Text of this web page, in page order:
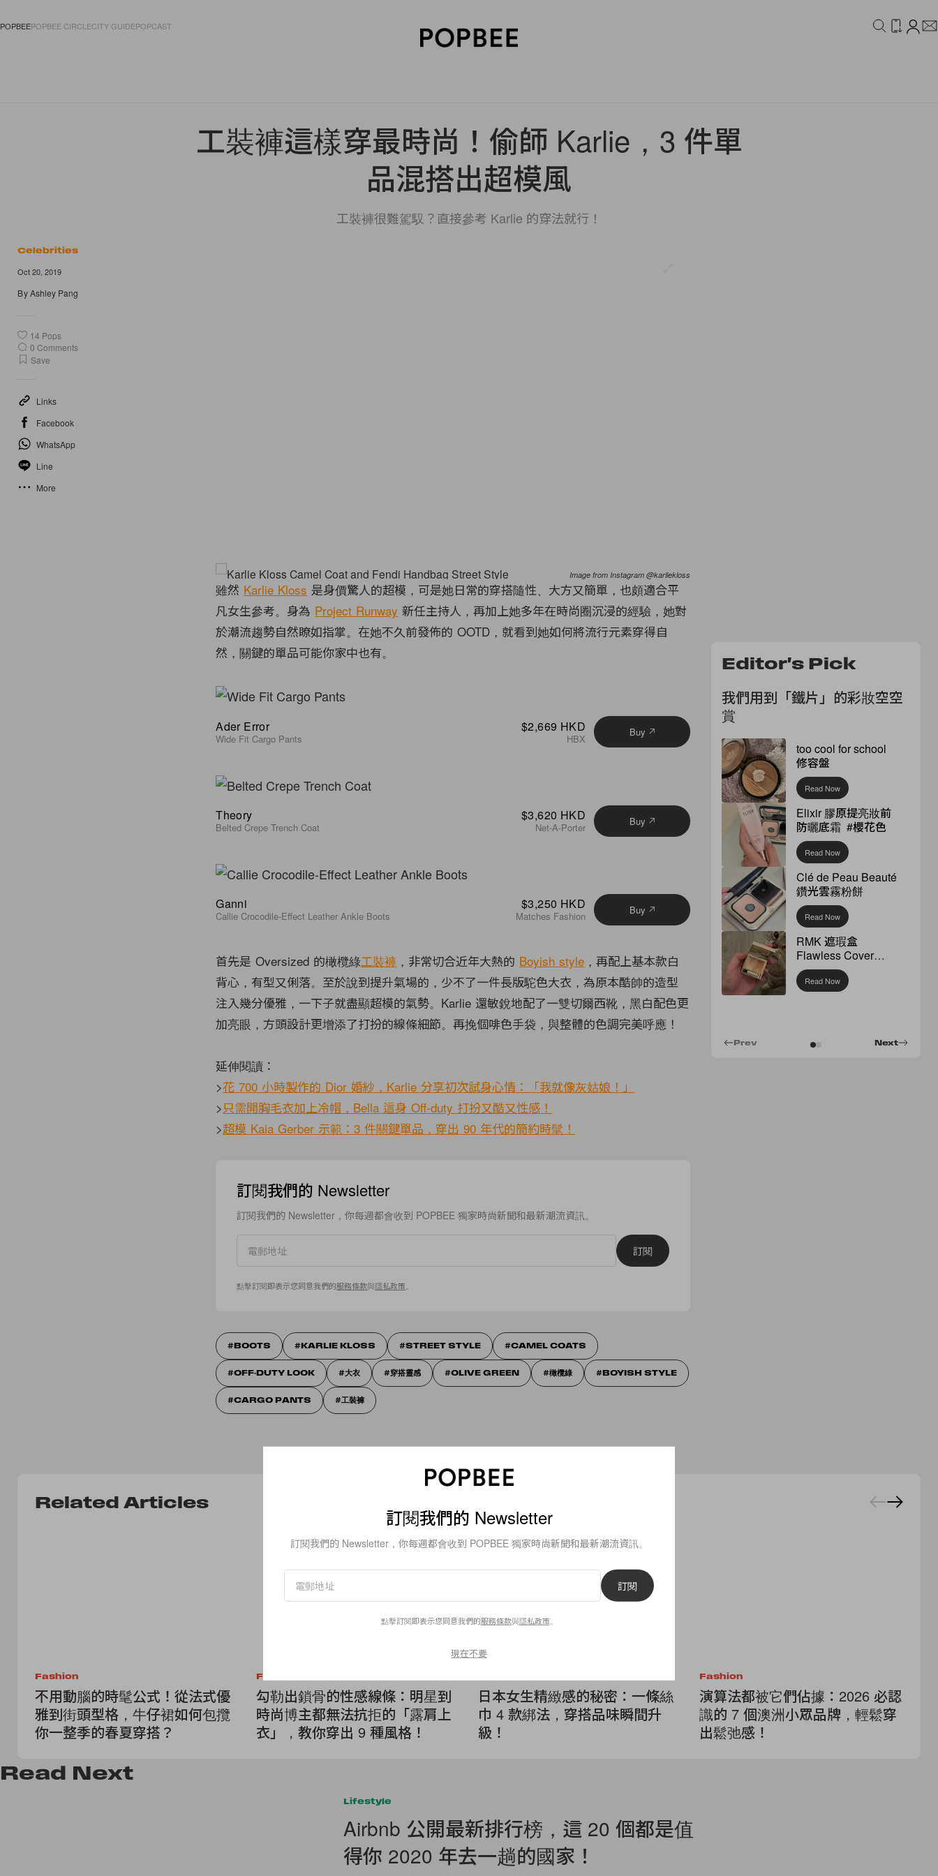
POPBEEPOPBEE CIRCLECITY GUIDEPOPCAST
工裝褲這樣穿最時尚！偷師 Karlie，3 件單
品混搭出超模風
工裝褲很難駕馭？直接參考 Karlie 的穿法就行！
Celebrities
Oct 20, 2019
ByAshley Pang
14 Pops
0 Comments
Save
Links
Facebook
WhatsApp
Line
More
Image from Instagram @karliekloss
雖然 Karlie Kloss 是身價驚人的超模，可是她日常的穿搭隨性、大方又簡單，也頗適合平
凡女生參考。身為 Project Runway 新任主持人，再加上她多年在時尚圈沉浸的經驗，她對
於潮流趨勢自然瞭如指掌。在她不久前發佈的 OOTD，就看到她如何將流行元素穿得自
然，關鍵的單品可能你家中也有。
Ader Error
Wide Fit Cargo Pants
$2,669 HKD
HBX Buy
Theory
Belted Crepe Trench Coat
$3,620 HKD
Net-A-Porter Buy
Ganni
Callie Crocodile-Effect Leather Ankle Boots
$3,250 HKD
Matches Fashion Buy
首先是 Oversized 的橄欖綠工裝褲 ，非常切合近年大熱的 Boyish style ，再配上基本款白
背心，有型又俐落。至於說到提升氣場的，少不了一件長版駝色大衣，為原本酷帥的造型
注入幾分優雅，一下子就盡顯超模的氣勢。Karlie 還敏銳地配了一雙切爾西靴，黑白配色更
加亮眼，方頭設計更增添了打扮的線條細節。再挽個啡色手袋，與整體的色調完美呼應！
延伸閱讀：
>花 700 小時製作的 Dior 婚紗，Karlie 分享初次試身心情：「我就像灰姑娘！」
>只需開胸毛衣加上冷帽，Bella 這身 Off-duty 打扮又酷又性感！
>超模 Kaia Gerber 示範：3 件關鍵單品，穿出 90 年代的簡約時髦！
訂閱我們的 Newsletter
訂閱我們的 Newsletter，你每週都會收到 POPBEE 獨家時尚新聞和最新潮流資訊。
訂閱
點擊訂閱即表示您同意我們的服務條款與隱私政策
BOOTS KARLIE KLOSS STREET STYLE CAMEL COATS
OFF-DUTY LOOK 大衣 穿搭靈感 OLIVE GREEN 橄欖綠 BOYISH STYLE
CARGO PANTS 工裝褲
Editor's Pick
我們用到「鐵片」的彩妝空空
賞
too cool for school
修容盤
Read Now
Elixir 膠原提亮妝前
防曬底霜 #櫻花色
Read Now
Clé de Peau Beauté
鑽光雲霧粉餅
Read Now
RMK 遮瑕盒
Flawless Cover
Concealer
Read Now
Next
Prev
Related Articles
Fashion
不用動腦的時髦公式！從法式優
雅到街頭型格，牛仔裙如何包攬
你一整季的春夏穿搭？
Fashion
勾勒出鎖骨的性感線條：明星到
時尚博主都無法抗拒的「露肩上
衣」，教你穿出 9 種風格！
日本女生精緻感的秘密：一條絲
巾 4 款綁法，穿搭品味瞬間升
級！
Fashion
演算法都被它們佔據：2026 必認
識的 7 個澳洲小眾品牌，輕鬆穿
出鬆弛感！
Read Next
Lifestyle
Airbnb 公開最新排行榜，這 20 個都是值
得你 2020 年去一趟的國家！
訂閱我們的 Newsletter
訂閱我們的 Newsletter，你每週都會收到 POPBEE 獨家時尚新聞和最新潮流資訊。
訂閱
點擊訂閱即表示您同意我們的服務條款與隱私政策
現在不要